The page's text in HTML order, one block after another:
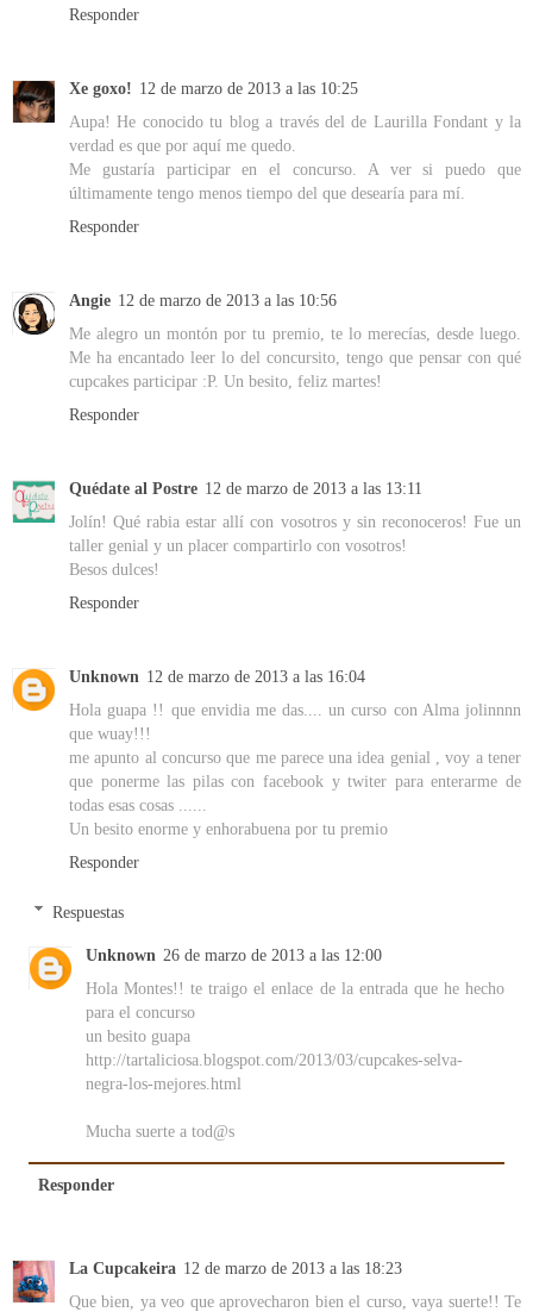
Responder
Xe goxo! 12 de marzo de 2013 a las 10:25
Aupa! He conocido tu blog a través del de Laurilla Fondant y la
verdad es que por aquí me quedo.
Me gustaría participar en el concurso. A ver si puedo que
últimamente tengo menos tiempo del que desearía para mí.
Responder
Angie 12 de marzo de 2013 a las 10:56
Me alegro un montón por tu premio, te lo merecías, desde luego.
Me ha encantado leer lo del concursito, tengo que pensar con qué
cupcakes participar :P. Un besito, feliz martes!
Responder
Quédate al Postre 12 de marzo de 2013 a las 13:11
Jolín! Qué rabia estar allí con vosotros y sin reconoceros! Fue un
taller genial y un placer compartirlo con vosotros!
Besos dulces!
Responder
Unknown 12 de marzo de 2013 a las 16:04
Hola guapa !! que envidia me das.... un curso con Alma jolinnnn
que wuay!!!
me apunto al concurso que me parece una idea genial , voy a tener
que ponerme las pilas con facebook y twiter para enterarme de
todas esas cosas ......
Un besito enorme y enhorabuena por tu premio
Responder
Respuestas
Unknown 26 de marzo de 2013 a las 12:00
Hola Montes!! te traigo el enlace de la entrada que he hecho
para el concurso
un besito guapa
http://tartaliciosa.blogspot.com/2013/03/cupcakes-selva-
negra-los-mejores.html
Mucha suerte a tod@s
Responder
La Cupcakeira 12 de marzo de 2013 a las 18:23
Que bien, ya veo que aprovecharon bien el curso, vaya suerte!! Te